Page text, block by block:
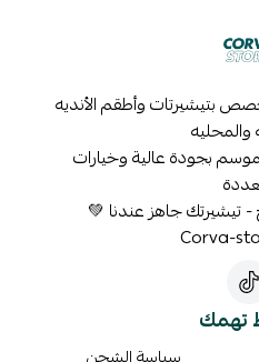
بتيشيرتات وأطقم الأنديه
والمحليه
بجودة عالية وخيارات
- تيشيرتك جاهز عندنا 💚
Corva-
تهمك